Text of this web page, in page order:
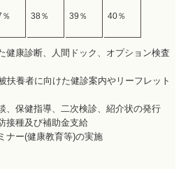
38％ 39％ 40％
健康診断、人間ドック、オプション検査
扶養者に向けた健診案内やリーフレット
、保健指導、二次検診、紹介状の発行
接種及び補助金支給
ナー(健康教育等)の実施